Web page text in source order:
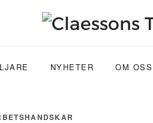
NYHETER OM OSS